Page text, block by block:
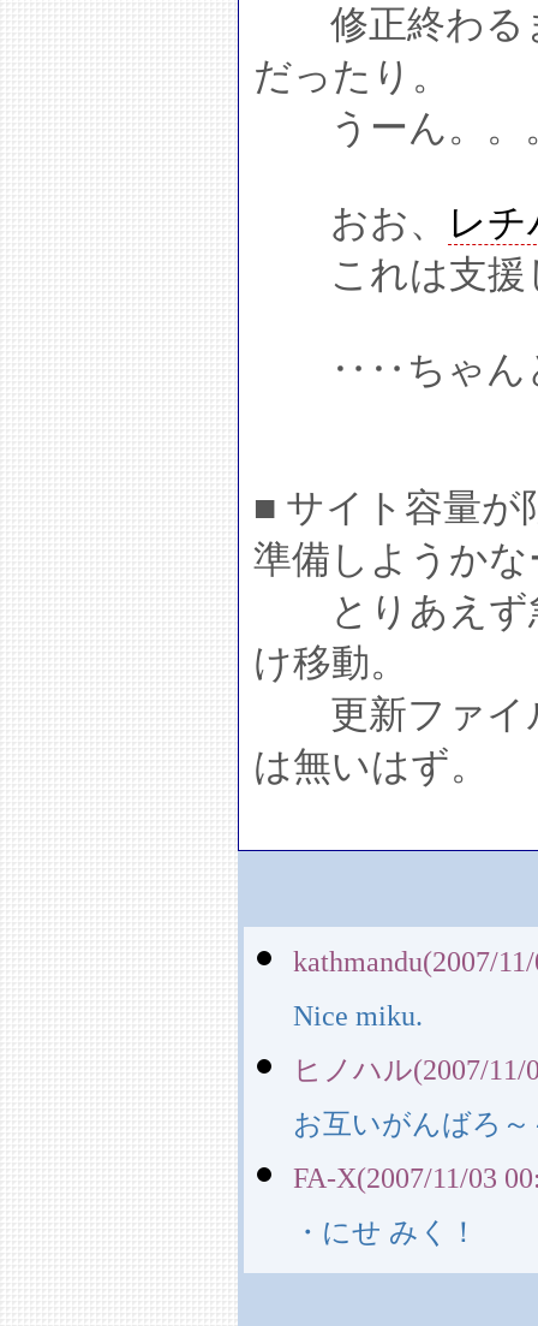
修正終わる
だったり。
うーん。。
おお、
レ
これは支援
‥‥ちゃんと
■ サイト容量が
準備しようか
とりあえず
け移動。
更新ファイ
は無いはず。
kathmandu(2007/
Nice miku.
ヒノハル(2007/11/
お互いがんばろ～
FA-X(2007/11/03
・にせ みく！